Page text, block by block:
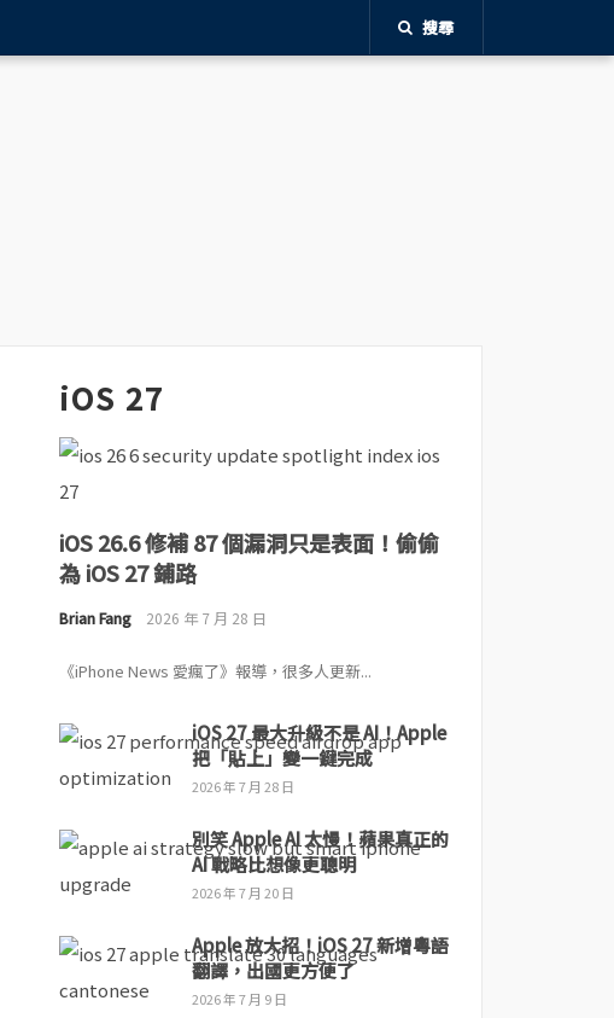
搜尋
iOS 27
iOS 26.6 修補 87 個漏洞只是表面！偷偷
為 iOS 27 鋪路
Brian Fang 2026 年 7 月 28 日
《iPhone News 愛瘋了》報導，很多人更新...
iOS 27 最大升級不是 AI！Apple
把「貼上」變一鍵完成
2026 年 7 月 28 日
別笑 Apple AI 太慢！蘋果真正的
AI 戰略比想像更聰明
2026 年 7 月 20 日
Apple 放大招！iOS 27 新增粵語
翻譯，出國更方便了
2026 年 7 月 9 日